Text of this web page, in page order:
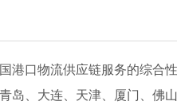
港口物流供应链服务的综合
岛、大连、天津、厦门、佛